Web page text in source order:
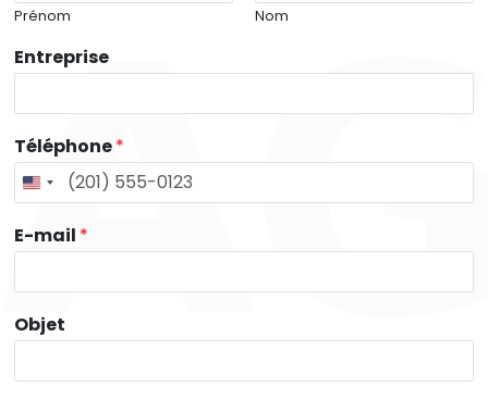
Prénom Nom
Entreprise
Téléphone*
E-mail *
Objet